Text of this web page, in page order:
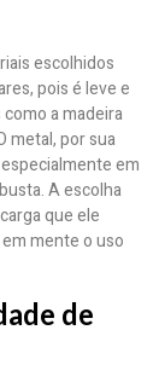
escolhidos
pois é leve e
a madeira
metal, por sua
em
A escolha
que ele
mente o uso
de